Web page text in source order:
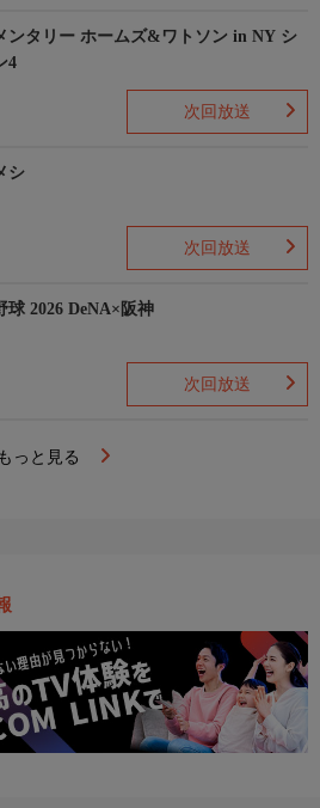
ンタリー ホームズ&ワトソン in NY シ
4
次回放送
シ
次回放送
球 2026 DeNA×阪神
次回放送
もっと見る